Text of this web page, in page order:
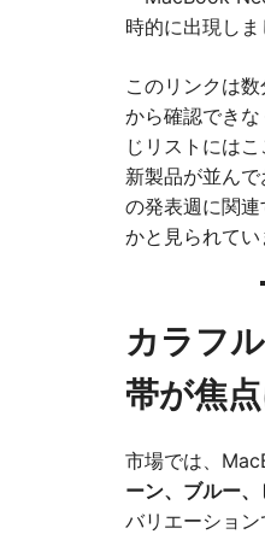
時的に出現しま
このリンクは
から確認でき
じリストには
新製品が並ん
の発表週に関
かと見られてい
カラフ
帯が焦
市場では、
ーン、ブルー、
バリエーショ